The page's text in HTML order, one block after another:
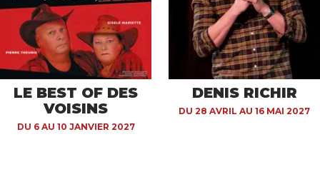
LE BEST OF DES
VOISINS
DU 6 AU 10 JANVIER 2027
DENIS RICHIR
DU 28 AVRIL AU 16 MAI 2027